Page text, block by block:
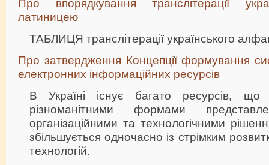
Про впорядкування транслітерації
латиницею
ТАБЛИЦЯ транслітерації українського
Про затвердження Концепції формування
електронних інформаційних ресурсів
В Україні існує багато ресурсів, що
різноманітними формами
організаційними та технологічними
збільшується одночасно із стрімким
технологій.